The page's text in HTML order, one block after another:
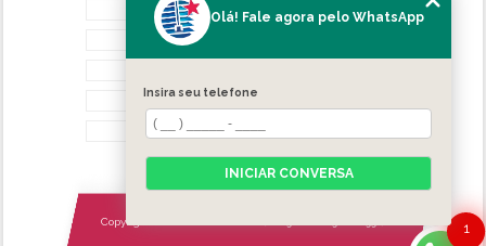
SERVIÇOS
CATEGORIAS
MAPA DO SITE
Copyright © Estrela Persianas. (Lei 9610 de 19/02/1998) 1
Olá! Fale agora pelo WhatsApp
Insira seu telefone
INICIAR CONVERSA